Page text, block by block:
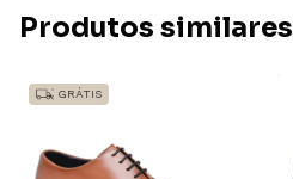
Produtos similares
GRÁTIS